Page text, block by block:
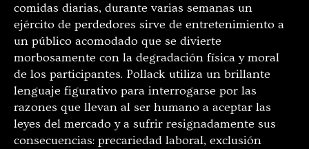
comidas diarias, durante varias semanas un
ejército de perdedores sirve de entretenimiento a
un público acomodado que se divierte
morbosamente con la degradación física y moral
de los participantes. Pollack utiliza un brillante
lenguaje figurativo para interrogarse por las
razones que llevan al ser humano a aceptar las
leyes del mercado y a sufrir resignadamente sus
consecuencias: precariedad laboral, exclusión